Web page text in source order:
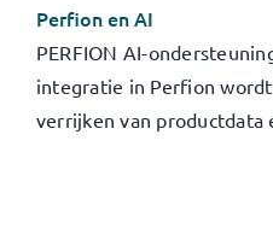
Perfion en AI
PERFION AI-
integratie in Perfion
verrijken van productdata